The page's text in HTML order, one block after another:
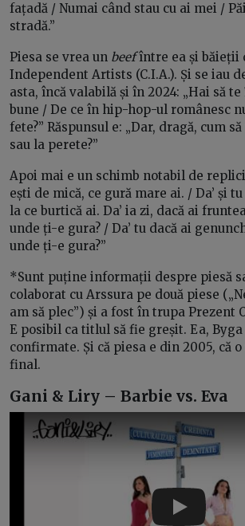
fațadă / Numai când stau cu ai mei /
stradă.”
Piesa se vrea un beefîntre ea și băieții
Independent Artists (C.I.A.). Și se iau
asta, încă valabilă și în 2024: „Hai să
bune / De ce în hip-hop-ul românesc
fete?” Răspunsul e: „Dar, dragă, cum
sau la perete?”
Apoi mai e un schimb notabil de
ești de mică, ce gură mare ai. / Da’ și
la ce burtică ai. Da’ ia zi, dacă ai
unde ți-e gura? / Da’ tu dacă ai
unde ți-e gura?”
*Sunt puține informații despre piesă
colaborat cu Arssura pe două piese
am să plec”) și a fost în trupa Prezent
E posibil ca titlul să fie greșit. Ea,
confirmate. Și că piesa e din 2005, că
final.
Gani & Liry – Barbie vs. Eva
Play